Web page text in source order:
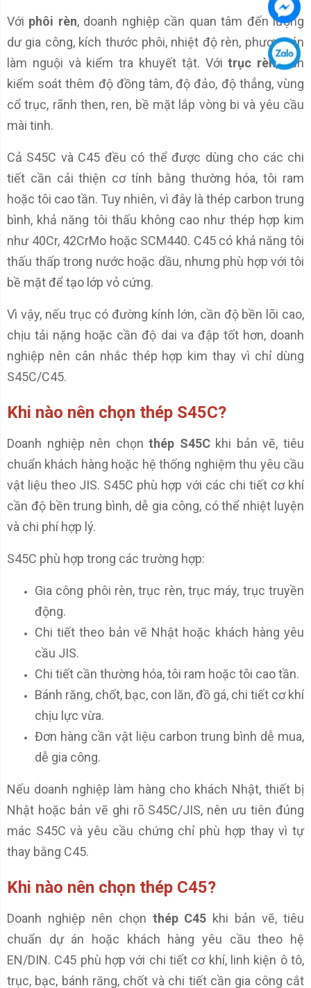
Với phôi rèn, doanh nghiệp cần quan tâm đến lượng
dư gia công, kích thước phôi, nhiệt độ rèn, phương án
làm nguội và kiểm tra khuyết tật. Vớitrục rèn, cần
kiểm soát thêm độ đồng tâm, độ đảo, độ thẳng, vùng
cổ trục, rãnh then, ren, bề mặt lắp vòng bi và yêu cầu
mài tinh.
Cả S45C và C45 đều có thể được dùng cho các chi
tiết cần cải thiện cơ tính bằng thường hóa, tôi ram
hoặc tôi cao tần. Tuy nhiên, vì đây là thép carbon trung
bình, khả năng tôi thấu không cao như thép hợp kim
như 40Cr, 42CrMo hoặc SCM440. C45 có khả năng tôi
thấu thấp trong nước hoặc dầu, nhưng phù hợp với tôi
bề mặt để tạo lớp vỏ cứng.
Vì vậy, nếu trục có đường kính lớn, cần độ bền lõi cao,
chịu tải nặng hoặc cần độ dai va đập tốt hơn, doanh
nghiệp nên cân nhắc thép hợp kim thay vì chỉ dùng
S45C/C45.
Khi nào nên chọn thép S45C?
Doanh nghiệp nên chọnthép S45Ckhi bản vẽ, tiêu
chuẩn khách hàng hoặc hệ thống nghiệm thu yêu cầu
vật liệu theo JIS. S45C phù hợp với các chi tiết cơ khí
cần độ bền trung bình, dễ gia công, có thể nhiệt luyện
và chi phí hợp lý.
S45C phù hợp trong các trường hợp:
Gia công phôi rèn, trục rèn, trục máy, trục truyền
động.
Chi tiết theo bản vẽ Nhật hoặc khách hàng yêu
cầu JIS.
Chi tiết cần thường hóa, tôi ram hoặc tôi cao tần.
Bánh răng, chốt, bạc, con lăn, đồ gá, chi tiết cơ khí
chịu lực vừa.
Đơn hàng cần vật liệu carbon trung bình dễ mua,
dễ gia công.
Nếu doanh nghiệp làm hàng cho khách Nhật, thiết bị
Nhật hoặc bản vẽ ghi rõ S45C/JIS, nên ưu tiên đúng
mác S45C và yêu cầu chứng chỉ phù hợp thay vì tự
thay bằng C45.
Khi nào nên chọn thép C45?
Doanh nghiệp nên chọn thép C45 khi bản vẽ, tiêu
chuẩn dự án hoặc khách hàng yêu cầu theo hệ
EN/DIN. C45 phù hợp với chi tiết cơ khí, linh kiện ô tô,
trục, bạc, bánh răng, chốt và chi tiết cần gia công cắt